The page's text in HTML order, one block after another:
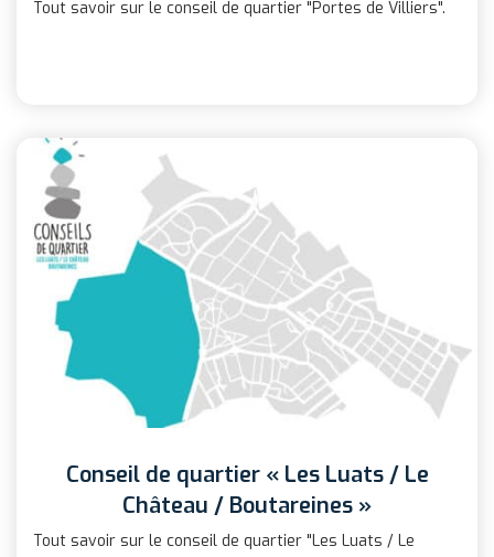
Tout savoir sur le conseil de quartier "Portes de Villiers".
Conseil de quartier « Les Luats / Le
Château / Boutareines »
Tout savoir sur le conseil de quartier "Les Luats / Le